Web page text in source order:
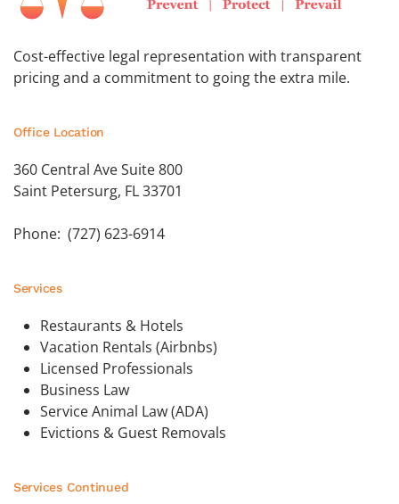
Cost-effective legal representation with transparent
pricing and a commitment to going the extra mile.
Office Location
360 Central Ave Suite 800
Saint Petersurg, FL 33701
Phone: (727) 623-6914
Services
Restaurants & Hotels
Vacation Rentals (Airbnbs)
Licensed Professionals
Business Law
Service Animal Law (ADA)
Evictions & Guest Removals
Services Continued